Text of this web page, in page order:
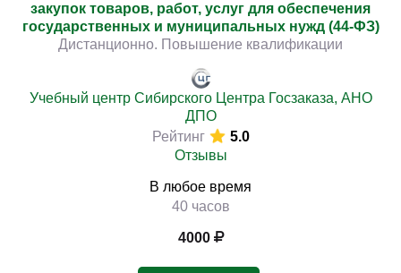
позволяет выстраивать стабильную модель и достигать
устойчивых результатов.
Изучение принципов планирования закупочной
деятельности, контроля процедур, управления
контрактами, оценки рисков и анализа эффективности
позволяет выстроить последовательную систему
работы. Практическая направленность подготовки
способствует применению навыков в реальных
закупок товаров, работ, услуг для обеспечения
государственных и муниципальных нужд (44-ФЗ)
Дистанционно. Повышение квалификации
Учебный центр Сибирского Центра Госзаказа, АНО
ДПО
Рейтинг
5.0
Отзывы
В любое время
40 часов
4000